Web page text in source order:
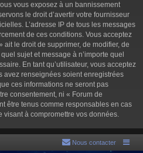
vous exposez à un bannissement
le droit d’avertir votre fournisseur
L’adresse IP de tous les messages
de ces conditions. Vous acceptez
ait le droit de supprimer, de modifier, de
sujet et message à n’importe quel
En tant qu’utilisateur, vous acceptez
avez renseignées soient enregistrées
ces informations ne seront pas
consentement, ni « Forum de
être tenus comme responsables en cas
à compromettre vos données.
Nous contacter